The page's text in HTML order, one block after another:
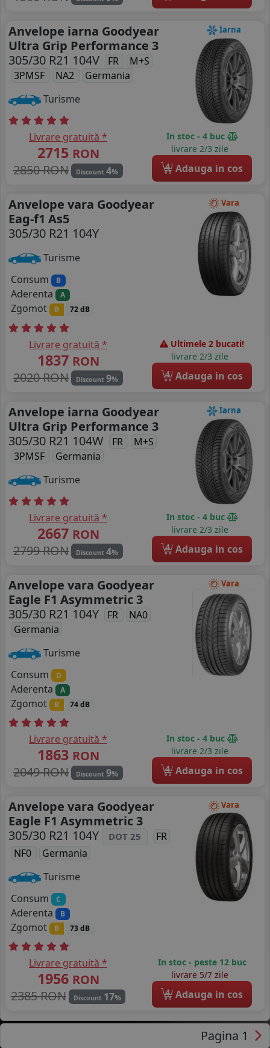
Iarna
Anvelope iarna Goodyear
Ultra Grip Performance 3
305/30 R21 104V
FR
M+S
3PMSF
NA2
Germania
Turisme
Livrare gratuită *
2715 RON
2850 RON
Discount 4%
In stoc - 4 buc
livrare 2/3 zile
4 Adauga in cos
Vara
Anvelope vara Goodyear
Eag-f1 As5
305/30 R21 104Y
Turisme
Consum
B
Aderenta A
Zgomot B 72 dB
Livrare gratuită *
1837 RON
2020 RON
Discount 9%
Ultimele 2 bucati!
livrare 2/3 zile
4 Adauga in cos
Iarna
Anvelope iarna Goodyear
Ultra Grip Performance 3
305/30 R21 104W
FR
M+S
3PMSF
Germania
Turisme
Livrare gratuită *
2667 RON
2799 RON
Discount 4%
In stoc - 4 buc
livrare 2/3 zile
4 Adauga in cos
Vara
Anvelope vara Goodyear
Eagle F1 Asymmetric 3
305/30 R21 104Y
FR
NA0
Germania
Turisme
Consum
D
Aderenta A
Zgomot B 74 dB
Livrare gratuită *
1863 RON
2049 RON
Discount 9%
In stoc - 4 buc
livrare 2/3 zile
4 Adauga in cos
Vara
Anvelope vara Goodyear
Eagle F1 Asymmetric 3
305/30 R21 104Y
DOT 25
FR
NF0
Germania
Turisme
Consum
C
Aderenta B
Zgomot B 73 dB
Livrare gratuită *
1956 RON
2385 RON
Discount 17%
In stoc - peste 12 buc
livrare 5/7 zile
4 Adauga in cos
Pagina 1